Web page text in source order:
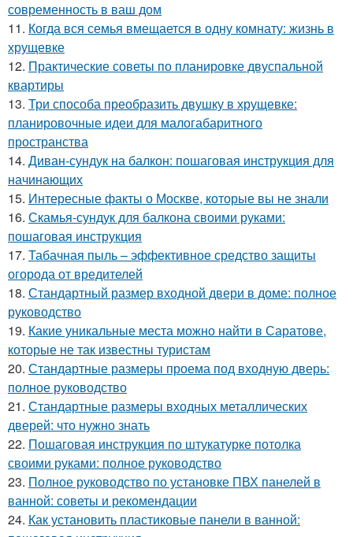
современность в ваш дом
11. Когда вся семья вмещается в одну комнату: жизнь в
хрущевке
12. Практические советы по планировке двуспальной
квартиры
13. Три способа преобразить двушку в хрущевке:
планировочные идеи для малогабаритного
пространства
14. Диван-сундук на балкон: пошаговая инструкция для
начинающих
15. Интересные факты о Москве, которые вы не знали
16. Скамья-сундук для балкона своими руками:
пошаговая инструкция
17. Табачная пыль – эффективное средство защиты
огорода от вредителей
18. Стандартный размер входной двери в доме: полное
руководство
19. Какие уникальные места можно найти в Саратове,
которые не так известны туристам
20. Стандартные размеры проема под входную дверь:
полное руководство
21. Стандартные размеры входных металлических
дверей: что нужно знать
22. Пошаговая инструкция по штукатурке потолка
своими руками: полное руководство
23. Полное руководство по установке ПВХ панелей в
ванной: советы и рекомендации
24. Как установить пластиковые панели в ванной: